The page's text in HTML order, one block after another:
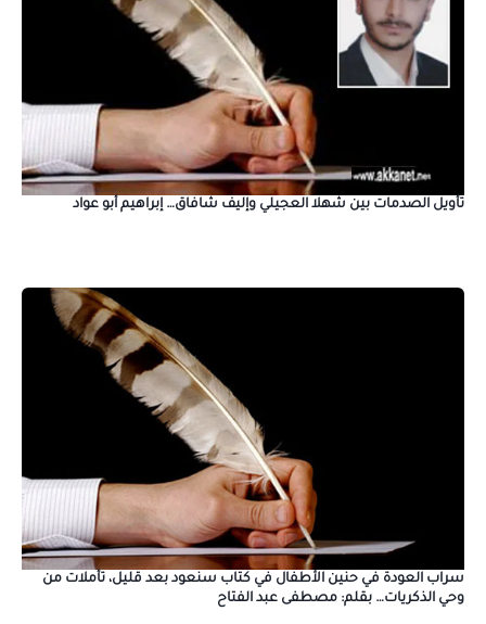
تأويل الصدمات بين شهلا العجيلي وإليف شافاق… إبراهيم أبو عواد
سراب العودة في حنين الأطفال في كتاب سنعود بعد قليل، تأملات من
وحي الذكريات… بقلم: مصطفى عبد الفتاح